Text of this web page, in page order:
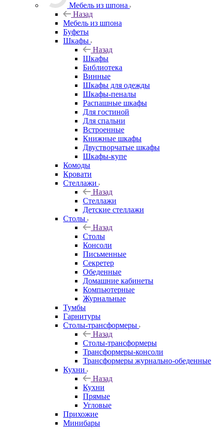
Мебель из шпона
Назад
Мебель из шпона
Буфеты
Шкафы
Назад
Шкафы
Библиотека
Винные
Шкафы для одежды
Шкафы-пеналы
Распашные шкафы
Для гостиной
Для спальни
Встроенные
Книжные шкафы
Двустворчатые шкафы
Шкафы-купе
Комоды
Кровати
Стеллажи
Назад
Стеллажи
Детские стеллажи
Столы
Назад
Столы
Консоли
Письменные
Секретер
Обеденные
Домашние кабинеты
Компьютерные
Журнальные
Тумбы
Гарнитуры
Столы-трансформеры
Назад
Столы-трансформеры
Трансформеры-консоли
Трансформеры журнально-обеденные
Кухни
Назад
Кухни
Прямые
Угловые
Прихожие
Минибары